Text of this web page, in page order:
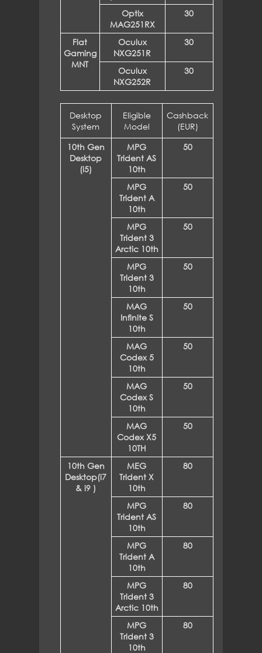
Optix
MAG251RX
30
Flat
Gaming
MNT
Oculux
NXG251R
30
Oculux
NXG252R
30
Desktop
System
Eligible
Model
Cashback
(EUR)
10th Gen
Desktop
(i5)
MPG
Trident AS
10th
50
MPG
Trident A
10th
50
MPG
Trident 3
Arctic 10th
50
MPG
Trident 3
10th
50
MAG
Infinite S
10th
50
MAG
Codex 5
10th
50
MAG
Codex S
10th
50
MAG
Codex X5
10TH
50
10th Gen
Desktop(i7
& i9 )
MEG
Trident X
10th
80
MPG
Trident AS
10th
80
MPG
Trident A
10th
80
MPG
Trident 3
Arctic 10th
80
MPG
Trident 3
10th
80